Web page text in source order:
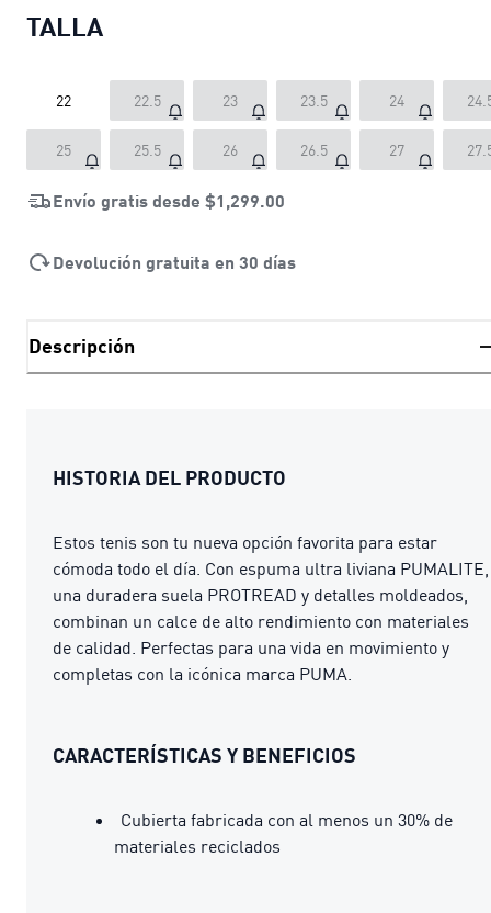
TALLA
22 22.5 23 23.5 24
25 25.5 26 26.5 27
Envío gratis desde $1,299.00
Devolución gratuita en 30 días
Descripción
HISTORIA DEL PRODUCTO
Estos tenis son tu nueva opción favorita para estar
cómoda todo el día. Con espuma ultra liviana PUMALITE,
una duradera suela PROTREAD y detalles moldeados,
combinan un calce de alto rendimiento con materiales
de calidad. Perfectas para una vida en movimiento y
completas con la icónica marca PUMA.
CARACTERÍSTICAS Y BENEFICIOS
Cubierta fabricada con al menos un 30% de
materiales reciclados